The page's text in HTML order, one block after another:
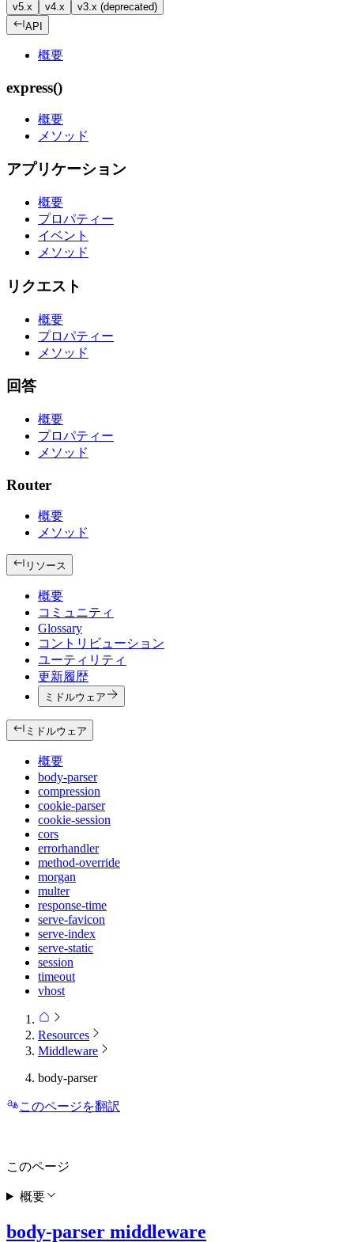
v5.x
v4.x
v3.x (deprecated)
API
概要
express()
概要
メソッド
アプリケーション
概要
プロパティー
イベント
メソッド
リクエスト
概要
プロパティー
メソッド
回答
概要
プロパティー
メソッド
Router
概要
メソッド
リソース
概要
コミュニティ
Glossary
コントリビューション
ユーティリティ
更新履歴
ミドルウェア
ミドルウェア
概要
body-parser
compression
cookie-parser
cookie-session
cors
errorhandler
method-override
morgan
multer
response-time
serve-favicon
serve-index
serve-static
session
timeout
vhost
Resources
Middleware
body-parser
このページを翻訳
body-parser middleware
このページ
概要